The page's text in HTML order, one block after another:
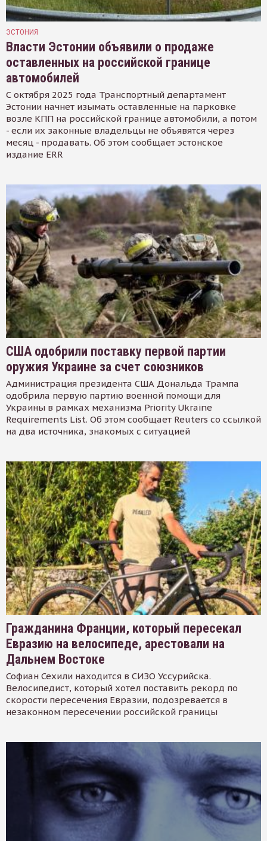
ЭСТОНИЯ
Власти Эстонии объявили о продаже
оставленных на российской границе
автомобилей
С октября 2025 года Транспортный департамент
Эстонии начнет изымать оставленные на парковке
возле КПП на российской границе автомобили, а потом
- если их законные владельцы не объявятся через
месяц - продавать. Об этом сообщает эстонское
издание ERR
США одобрили поставку первой партии
оружия Украине за счет союзников
Администрация президента США Дональда Трампа
одобрила первую партию военной помощи для
Украины в рамках механизма Priority Ukraine
Requirements List. Об этом сообщает Reuters со ссылкой
на два источника, знакомых с ситуацией
Гражданина Франции, который пересекал
Евразию на велосипеде, арестовали на
Дальнем Востоке
Софиан Сехили находится в СИЗО Уссурийска.
Велосипедист, который хотел поставить рекорд по
скорости пересечения Евразии, подозревается в
незаконном пересечении российской границы